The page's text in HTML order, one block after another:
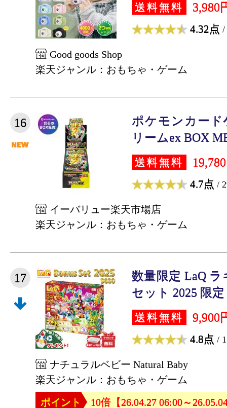
送料無料 3,980
4.32点 /
Good goods Shop
楽天ジャンル：おもちゃ・ゲーム
16
ポケモンカード
リームex BOX
送料無料
4.7点 /
イーバリュー楽天市場店
楽天ジャンル：おもちゃ・ゲーム
17
数量限定 LaQ
セット 2025 限
送料無料 9,900
4.8点 /
ナチュラルベビー Natural Baby
楽天ジャンル：おもちゃ・ゲーム
ポイント
10倍【26.04.27 06:00～